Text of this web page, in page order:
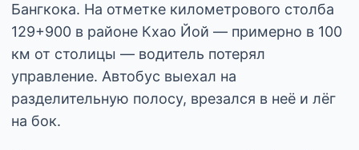
Бангкока. На отметке километрового столба
129+900 в районе Кхао Йой — примерно в 100
км от столицы — водитель потерял
управление. Автобус выехал на
разделительную полосу, врезался в неё и лёг
на бок.